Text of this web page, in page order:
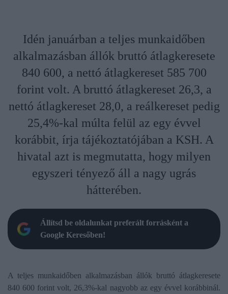
Idén januárban a teljes munkaidőben
alkalmazásban állók bruttó átlagkeresete
840 600, a nettó átlagkereset 585 700
forint volt. A bruttó átlagkereset 26,3, a
nettó átlagkereset 28,0, a reálkereset pedig
25,4%-kal múlta felül az egy évvel
korábbit, írja tájékoztatójában a KSH. A
hivatal azt is megmutatta, hogy milyen
egyszeri tényező áll a nagy ugrás
hátterében.
Állítsd be oldalunkat preferált forrásként a
Google Keresőben!
A teljes munkaidőben alkalmazásban állók bruttó átlagkeresete
840 600 forint volt, 26,3%-kal nagyobb az egy évvel korábbinál.